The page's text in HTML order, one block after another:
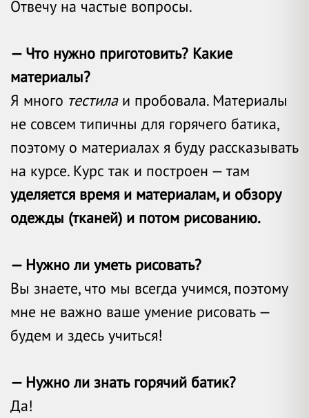
Отвечу на частые вопросы.
— Что нужно приготовить? Какие
материалы?
Я много тестилаи пробовала. Материалы
не совсем типичны для горячего батика,
поэтому о материалах я буду рассказывать
на курсе. Курс так и построен — там
уделяется время и материалам, и обзору
одежды (тканей) и потом рисованию.
— Нужно ли уметь рисовать?
Вы знаете, что мы всегда учимся, поэтому
мне не важно ваше умение рисовать —
будем и здесь учиться!
— Нужно ли знать горячий батик?
Да!